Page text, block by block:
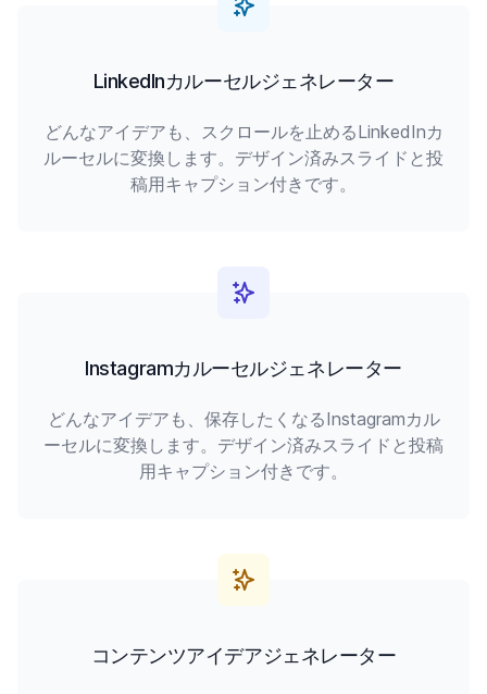
LinkedInカルーセルジェネレーター
どんなアイデアも、スクロールを止めるLinkedInカ
ルーセルに変換します。デザイン済みスライドと投
稿用キャプション付きです。
Instagramカルーセルジェネレーター
どんなアイデアも、保存したくなるInstagramカル
ーセルに変換します。デザイン済みスライドと投稿
用キャプション付きです。
コンテンツアイデアジェネレーター